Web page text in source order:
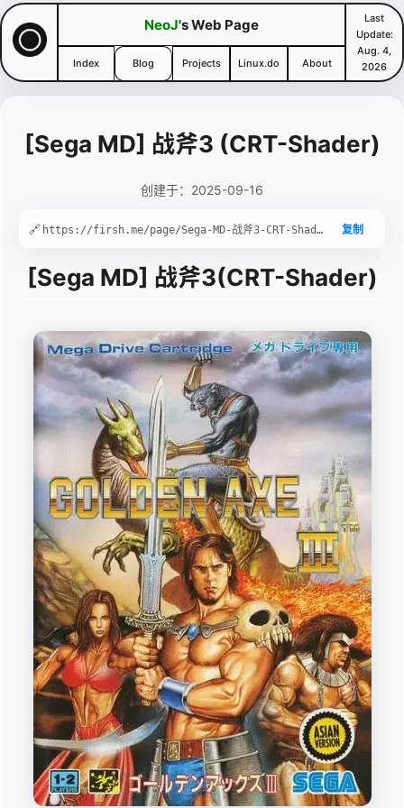
NeoJ's Web Page
Last
Update:
Aug. 4,
2026
Index Blog Projects Linux.do About
[Sega MD] 战斧3 (CRT-Shader)
创建于：2025-09-16
🔗 复制
[Sega MD] 战斧3(CRT-Shader)